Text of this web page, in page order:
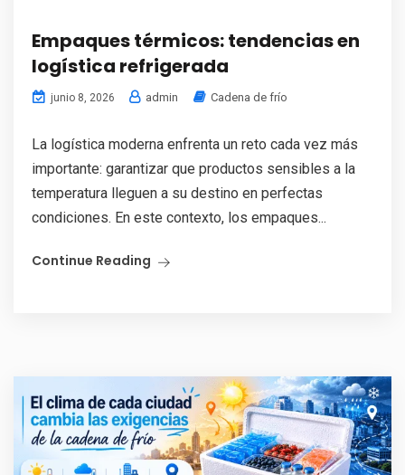
Empaques térmicos: tendencias en
logística refrigerada
junio 8, 2026 admin Cadena de frío
La logística moderna enfrenta un reto cada vez más
importante: garantizar que productos sensibles a la
temperatura lleguen a su destino en perfectas
condiciones. En este contexto, los empaques...
Continue Reading